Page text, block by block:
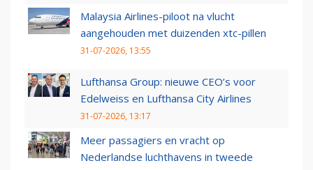
Malaysia Airlines-piloot na vlucht
aangehouden met duizenden xtc-pillen
31-07-2026, 13:55
Lufthansa Group: nieuwe CEO’s voor
Edelweiss en Lufthansa City Airlines
31-07-2026, 13:17
Meer passagiers en vracht op
Nederlandse luchthavens in tweede